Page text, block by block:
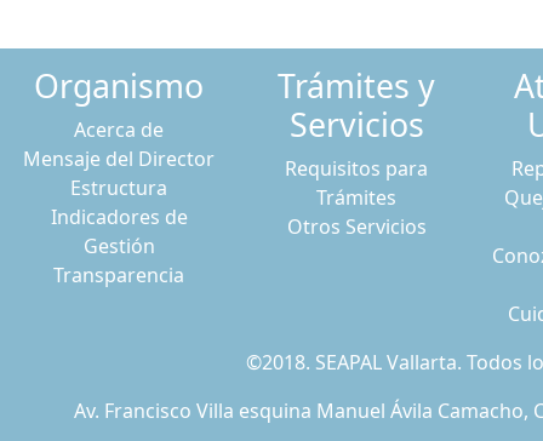
Organismo
Acerca de
Mensaje del Director
Estructura
Indicadores de
Gestión
Transparencia
Trámites y
Servicios
Requisitos para
Trámites
Otros Servicios
©2018. SEAPAL Vallarta. Todos
Av. Francisco Villa esquina Manuel Ávila Camacho,